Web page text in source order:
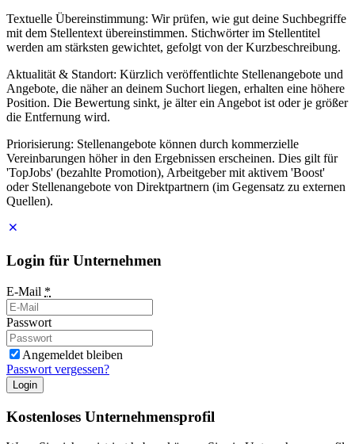
Textuelle Übereinstimmung: Wir prüfen, wie gut deine Suchbegriffe
mit dem Stellentext übereinstimmen. Stichwörter im Stellentitel
werden am stärksten gewichtet, gefolgt von der Kurzbeschreibung.
Aktualität & Standort: Kürzlich veröffentlichte Stellenangebote und
Angebote, die näher an deinem Suchort liegen, erhalten eine höhere
Position. Die Bewertung sinkt, je älter ein Angebot ist oder je größer
die Entfernung wird.
Priorisierung: Stellenangebote können durch kommerzielle
Vereinbarungen höher in den Ergebnissen erscheinen. Dies gilt für
'TopJobs' (bezahlte Promotion), Arbeitgeber mit aktivem 'Boost'
oder Stellenangebote von Direktpartnern (im Gegensatz zu externen
Quellen).
Login für Unternehmen
E-Mail *
Passwort
Angemeldet bleiben
Passwort vergessen?
Login
Kostenloses Unternehmensprofil